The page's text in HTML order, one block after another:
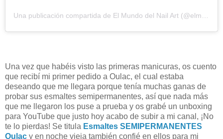
Una publicación compartida de El Mundo del Nail Art (@elmundodelnailart)
Una vez que habéis visto las primeras manicuras, os cuento
que recibí mi primer pedido a Oulac, el cual estaba
deseando que me llegara porque tenía muchas ganas de
probar sus esmaltes semipermanentes, así que nada más
que me llegaron los puse a prueba y os grabé un unboxing
para YouTube que justo hoy acabo de subir a mi canal, ¡No
te lo pierdas! Se titula Esmaltes SEMIPERMANENTES
Oulac y en noche vieja también confié en ellos para mi